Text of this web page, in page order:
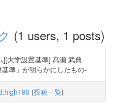
(1 users, 1 posts)
][大学設置基準] 髙瀬 武典
基準」が明らかにしたもの-
(投稿一覧)